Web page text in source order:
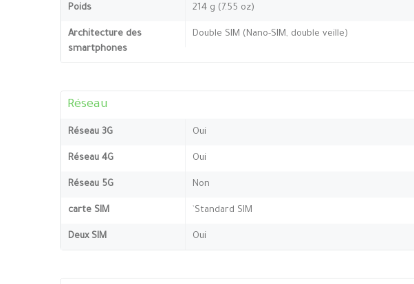
Poids 214 g (7.55 oz)
Architecture des
smartphones
Double SIM (Nano-SIM, double veille)
Réseau
Réseau 3G Oui
Réseau 4G Oui
Réseau 5G Non
carte SIM `Standard SIM
Deux SIM Oui